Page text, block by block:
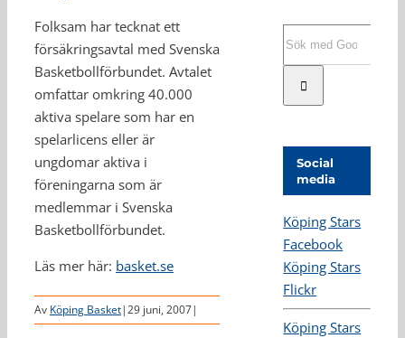
Folksam har tecknat ett
försäkringsavtal med Svenska
Basketbollförbundet. Avtalet
omfattar omkring 40.000
aktiva spelare som har en
spelarlicens eller är
ungdomar aktiva i
föreningarna som är
medlemmar i Svenska
Basketbollförbundet.
Läs mer här: basket.se
Av Köping Basket|29 juni, 2007|
Social
media
Köping Stars
Facebook
Köping Stars
Flickr
Köping Stars